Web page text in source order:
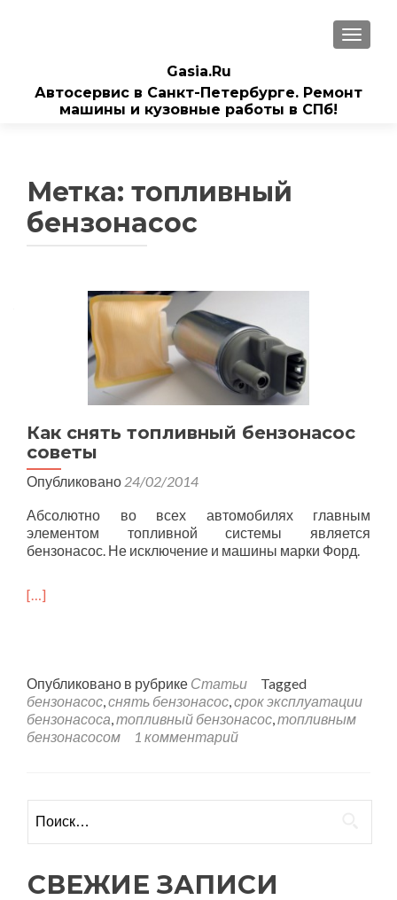
Gasia.Ru
Автосервис в Санкт-Петербурге. Ремонт
машины и кузовные работы в СПб!
Метка: топливный
бензонасос
Как снять топливный бензонасос
советы
Опубликовано 24/02/2014
Абсолютно во всех автомобилях главным
элементом топливной системы является
бензонасос. Не исключение и машины марки Форд.
[…]
Опубликовано в рубрике Статьи
Tagged
бензонасос,снять бензонасос,срок эксплуатации
бензонасоса,топливный бензонасос,топливным
бензонасосом
1 комментарий
СВЕЖИЕ ЗАПИСИ